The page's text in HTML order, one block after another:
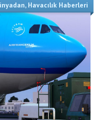
, Havacılık Haberleri